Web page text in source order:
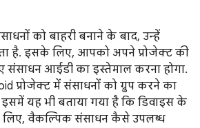
को बाहरी बनाने के बाद, उन्हें
है. इसके लिए, आपको अपने प्रोजेक्ट की
आईडी का इस्तेमाल करना होगा.
प्रोजेक्ट में संसाधनों को ग्रुप करने का
इसमें यह भी बताया गया है कि डिवाइस के
वैकल्पिक संसाधन कैसे उपलब्ध